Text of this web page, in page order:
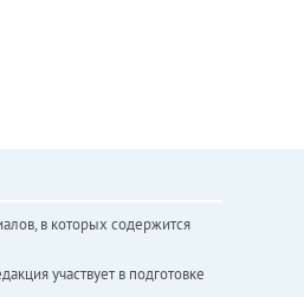
в которых содержится
участвует в подготовке